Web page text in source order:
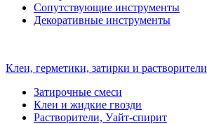
Сопутствующие инструменты
Декоративные инструменты
Клеи, герметики, затирки и растворители
Затирочные смеси
Клеи и жидкие гвозди
Растворители, Уайт-спирит